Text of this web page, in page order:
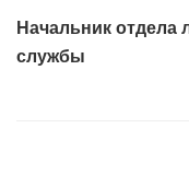
Начальник отдела
службы